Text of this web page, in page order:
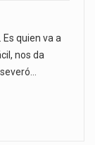
Es quien va a
nos da